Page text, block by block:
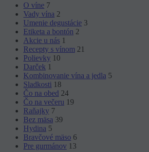
O víne 7
Vady vína 2
Umenie degustácie 3
Etiketa a bontón 2
Akcie u nás 1
Recepty s vínom 21
Polievky 10
Darček 1
Kombinovanie vína a jedla 5
Sladkosti 18
Čo na obed 24
Čo na večeru 19
Raňajky 7
Bez mäsa 39
Hydina 5
Bravčové mäso 6
Pre gurmánov 13